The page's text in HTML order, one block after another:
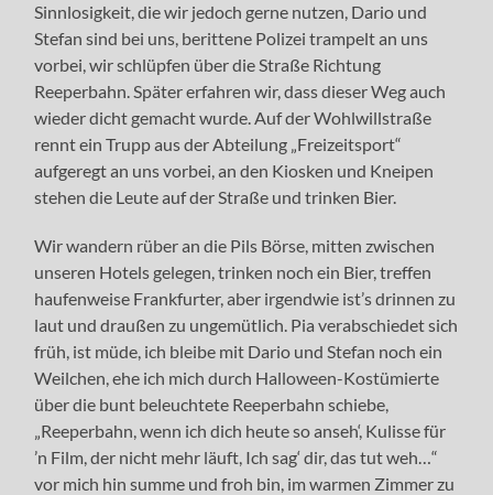
Sinnlosigkeit, die wir jedoch gerne nutzen, Dario und
Stefan sind bei uns, berittene Polizei trampelt an uns
vorbei, wir schlüpfen über die Straße Richtung
Reeperbahn. Später erfahren wir, dass dieser Weg auch
wieder dicht gemacht wurde. Auf der Wohlwillstraße
rennt ein Trupp aus der Abteilung „Freizeitsport“
aufgeregt an uns vorbei, an den Kiosken und Kneipen
stehen die Leute auf der Straße und trinken Bier.
Wir wandern rüber an die Pils Börse, mitten zwischen
unseren Hotels gelegen, trinken noch ein Bier, treffen
haufenweise Frankfurter, aber irgendwie ist’s drinnen zu
laut und draußen zu ungemütlich. Pia verabschiedet sich
früh, ist müde, ich bleibe mit Dario und Stefan noch ein
Weilchen, ehe ich mich durch Halloween-Kostümierte
über die bunt beleuchtete Reeperbahn schiebe,
„Reeperbahn, wenn ich dich heute so anseh‘, Kulisse für
’n Film, der nicht mehr läuft, Ich sag‘ dir, das tut weh…“
vor mich hin summe und froh bin, im warmen Zimmer zu